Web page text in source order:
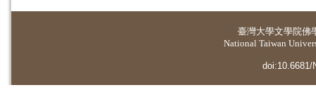
臺灣大學文學院佛
National Taiwan
doi:10.6681/